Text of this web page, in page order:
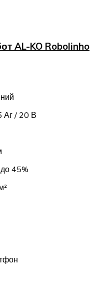
AL-KO Robolinho
Аг / 20 В
до 45%